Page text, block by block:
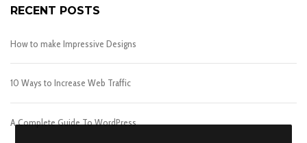
RECENT POSTS
How to make Impressive Designs
10 Ways to Increase Web Traffic
A Complete Guide To WordPress